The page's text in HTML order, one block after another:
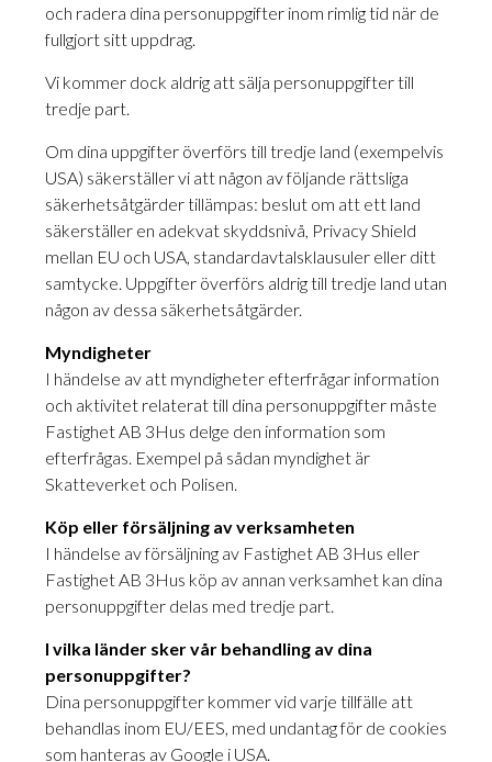
och radera dina personuppgifter inom rimlig tid när de
fullgjort sitt uppdrag.
Vi kommer dock aldrig att sälja personuppgifter till
tredje part.
Om dina uppgifter överförs till tredje land (exempelvis
USA) säkerställer vi att någon av följande rättsliga
säkerhetsåtgärder tillämpas: beslut om att ett land
säkerställer en adekvat skyddsnivå, Privacy Shield
mellan EU och USA, standardavtalsklausuler eller ditt
samtycke. Uppgifter överförs aldrig till tredje land utan
någon av dessa säkerhetsåtgärder.
Myndigheter
I händelse av att myndigheter efterfrågar information
och aktivitet relaterat till dina personuppgifter måste
Fastighet AB 3Hus delge den information som
efterfrågas. Exempel på sådan myndighet är
Skatteverket och Polisen.
Köp eller försäljning av verksamheten
I händelse av försäljning av Fastighet AB 3Hus eller
Fastighet AB 3Hus köp av annan verksamhet kan dina
personuppgifter delas med tredje part.
I vilka länder sker vår behandling av dina
personuppgifter?
Dina personuppgifter kommer vid varje tillfälle att
behandlas inom EU/EES, med undantag för de cookies
som hanteras av Google i USA.